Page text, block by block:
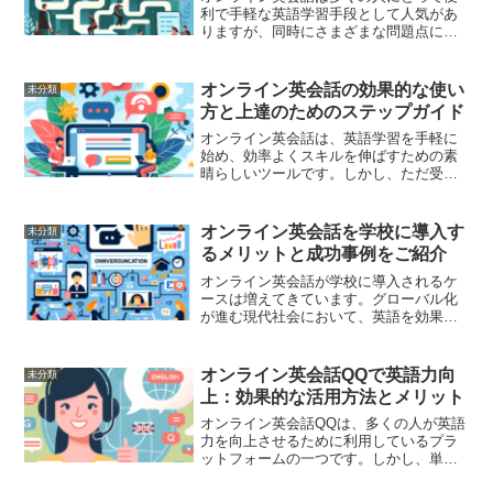
利で手軽な英語学習手段として人気があ
りますが、同時にさまざまな問題点に直
らを克服するためのステップを詳しく解
説します。これを活用すれ...
未分類
オンライン英会話の効果的な使い
方と上達のためのステップガイド
オンライン英会話は、英語学習を手軽に
始め、効率よくスキルを伸ばすための素
晴らしいツールです。しかし、ただ受講
では、オンライン英会話を最大限に活用
し、英語力を向上させるた...
未分類
オンライン英会話を学校に導入す
るメリットと成功事例をご紹介
オンライン英会話が学校に導入されるケ
ースは増えてきています。グローバル化
が進む現代社会において、英語を効果的
は、オンライン英会話を学校に導入する
メリットを考察し、さらにそ...
未分類
オンライン英会話QQで英語力向
上：効果的な活用方法とメリット
オンライン英会話QQは、多くの人が英語
力を向上させるために利用しているプラ
ットフォームの一つです。しかし、単に